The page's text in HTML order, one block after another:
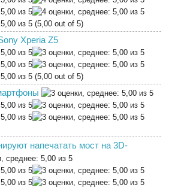
(5,00 out of 5)
Xperia Z5
(5,00 out of 5)
напечатать мост на 3D-